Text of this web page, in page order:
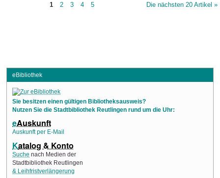
Die nächsten 20 Artikel »
1 2 3 4 5
eBibliothek
Sie besitzen einen gültigen Bibliotheksausweis?
Nutzen Sie die Stadtbibliothek Reutlingen rund um die Uhr:
eAuskunft
Auskunft per E-Mail
Katalog & Konto
Suche nach Medien der
Stadtbibliothek Reutlingen
& Leihfristverlängerung